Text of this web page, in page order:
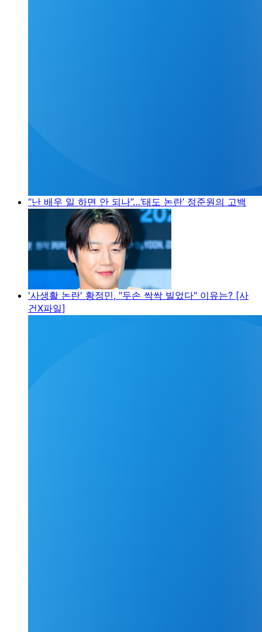
“난 배우 일 하면 안 되나”…‘태도 논란’ 정준원의 고백
'사생활 논란' 황정민, "두손 싹싹 빌었다" 이유는? [사
건X파일]